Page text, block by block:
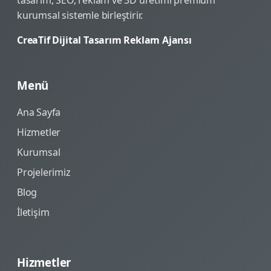
kurumsal sistemle birleştirir.
CreaTif Dijital Tasarım Reklam Ajansı
Menü
Ana Sayfa
Hizmetler
Kurumsal
Projelerimiz
Blog
İletişim
Hizmetler